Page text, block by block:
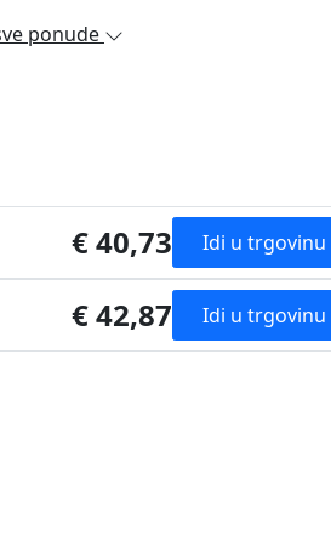
ponude
€ 40,73 Idi u trgovinu
€ 42,87 Idi u trgovinu